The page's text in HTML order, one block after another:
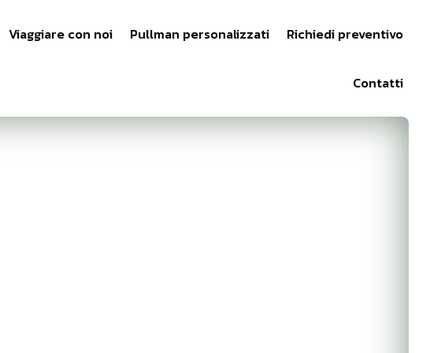
Viaggiare con noi Pullman personalizzati Richiedi preventivo
Contatti